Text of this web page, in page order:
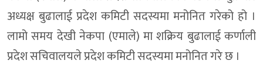
अध्यक्ष बुढालाई प्रदेश कमिटी सदस्यमा मनोनित गरेको हो ।
लामो समय देखी नेकपा (एमाले) मा शक्रिय बुढालाई कर्णाली
प्रदेश सचिवालयले प्रदेश कमिटी सदस्यमा मनोनित गरे छ ।